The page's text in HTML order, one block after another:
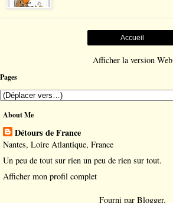
Accueil
Afficher la version Web
Pages
About Me
Détours de France
Nantes, Loire Atlantique, France
Un peu de tout sur rien un peu de rien sur tout.
Afficher mon profil complet
Fourni par Blogger.